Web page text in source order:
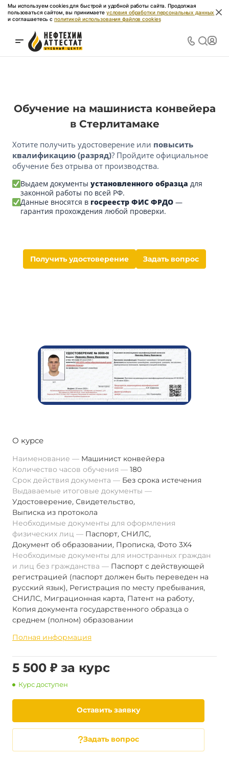
Мы используем cookies для быстрой и удобной работы сайта. Продолжая
пользоваться сайтом, вы принимаете условия обработки персональных данных
и соглашаетесь с политикой использования файлов cookies
Обучение на машиниста конвейера
в Стерлитамаке
Хотите получить удостоверение или повысить
квалификацию (разряд)? Пройдите официальное
обучение без отрыва от производства.
Выдаем документы установленного образца для
законной работы по всей РФ.
Данные вносятся в госреестр ФИС ФРДО —
гарантия прохождения любой проверки.
Получить удостоверение Задать вопрос
О курсе
Наименование
Машинист конвейера
Количество часов обучения
180
Срок действия документа
Без срока истечения
Выдаваемые итоговые документы
Удостоверение, Свидетельство,
Выписка из протокола
Необходимые документы для оформления
физических лиц
Паспорт, СНИЛС,
Документ об образовании, Прописка, Фото 3Х4
Необходимые документы для иностранных граждан
и лиц без гражданства
Паспорт с действующей
регистрацией (паспорт должен быть переведен на
русский язык), Регистрация по месту пребывания,
СНИЛС, Миграционная карта, Патент на работу,
Копия документа государственного образца о
среднем (полном) образовании
Полная информация
5 500 ₽ за курс
Курс доступен
Оставить заявку
Задать вопрос